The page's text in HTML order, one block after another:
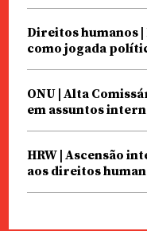
Direitos humanos
como jogada
ONU | Alta
em assuntos
HRW | Ascensão
aos direitos